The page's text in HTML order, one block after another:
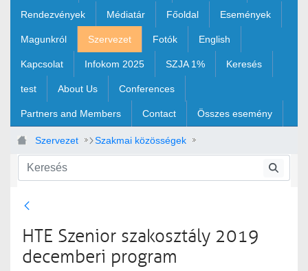
Rendezvények Médiatár Főoldal Események
Magunkról Szervezet Fotók English
Kapcsolat Infokom 2025 SZJA 1% Keresés
test About Us Conferences
Partners and Members Contact Összes esemény
Szervezet Szakmai közösségek
Szenior szakosztály Szenior szakosztály rendezvényei
HTE Szenior szakosztály 2019
decemberi program